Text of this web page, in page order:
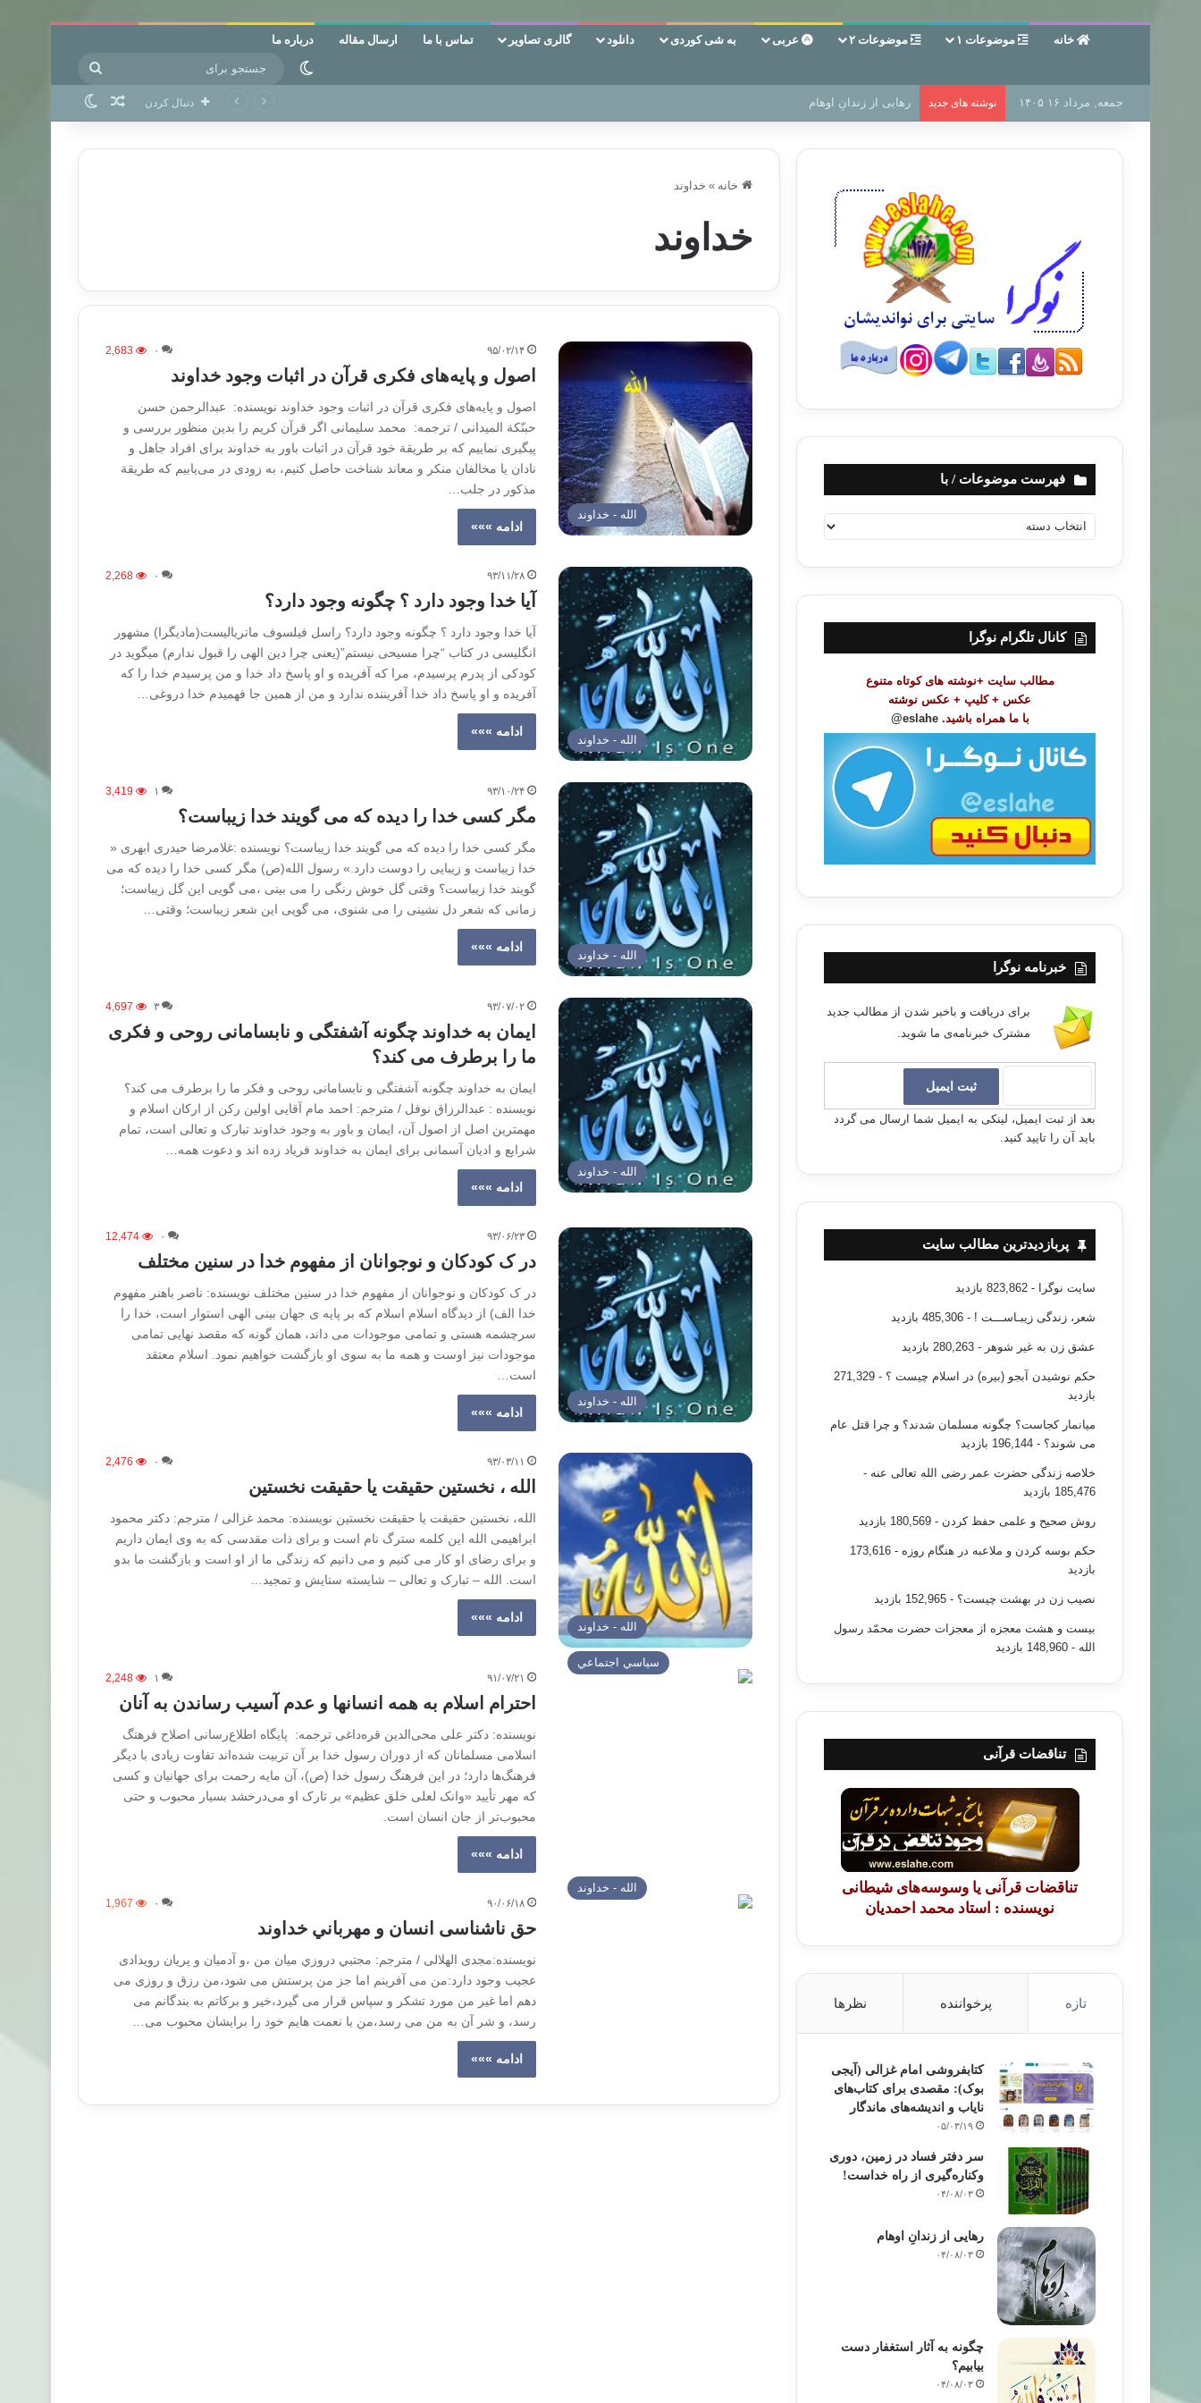
خانه موضوعات ۱ موضوعات ۲ عربی به شی کوردی دانلود گالری تصاویر تماس با ما ارسال مقاله درباره ما
تغییر پوسته
برای جمعه, مرداد ۱۶ ۱۴۰۵ نوشته های جدید رهایی از زندانِ اوهام دنبال کردن نوشته تصادفی
خانه » خداوند
خداوند
الله - خداوند
۹۵/۰۲/۱۴ ۰ 2,683
اصول و پایه‌های فکری قرآن در اثبات وجود خداوند
اصول و پایه‌های فکری قرآن در اثبات وجود خداوند نویسنده: عبدالرحمن حسن
حبنّکة المیدانی / ترجمه: محمد سلیمانی اگر قرآن کریم را بدین منظور بررسی و
پیگیری نماییم که بر طریقة خود قرآن در اثبات باور به خداوند برای افراد جاهل و
نادان یا مخالفان منکر و معاند شناخت حاصل کنیم، به زودی در می‌یابیم که طریقة
مذکور در جلب…
ادامه »»»
الله - خداوند
۹۳/۱۱/۲۸ ۰ 2,268
آیا خدا وجود دارد ؟ چگونه وجود دارد؟
آیا خدا وجود دارد ؟ چگونه وجود دارد؟ راسل فیلسوف ماتریالیست(مادیگرا) مشهور
انگلیسی در کتاب “چرا مسیحی نیستم”(یعنی چرا دین الهی را قبول ندارم) میگوید در
کودکی از پدرم پرسیدم، مرا که آفریده و او پاسخ داد خدا و من پرسیدم خدا را که
آفریده و او پاسخ داد خدا آفریننده ندارد و من از همین جا فهمیدم خدا دروغی…
ادامه »»»
الله - خداوند
۹۳/۱۰/۲۴ ۱ 3,419
مگر کسی خدا را دیده که می گویند خدا زیباست؟
مگر کسی خدا را دیده که می گویند خدا زیباست؟ نویسنده :غلامرضا حیدری ابهری «
خدا زیباست و زیبایی را دوست دارد.» رسول الله(ص) مگر کسی خدا را دیده که می
گویند خدا زیباست؟ وقتی گل خوش رنگی را می بینی ،می گویی این گل زیباست؛
زمانی که شعر دل نشینی را می شنوی، می گویی این شعر زیباست؛ وقتی…
ادامه »»»
الله - خداوند
۹۳/۰۷/۰۲ ۳ 4,697
ایمان به خداوند چگونه آشفتگی و نابسامانی روحی و فکری
ما را برطرف می کند؟
ایمان به خداوند چگونه آشفتگی و نابسامانی روحی و فکر ما را برطرف می کند؟
نویسنده : عبدالرزاق نوفل / مترجم: احمد مام آقایی اولین رکن از ارکان اسلام و
مهمترین اصل از اصول آن، ایمان و باور به وجود خداوند تبارک و تعالی است، تمام
شرایع و ادیان آسمانی برای ایمان به خداوند فریاد زده اند و دعوت همه…
ادامه »»»
الله - خداوند
۹۳/۰۶/۲۳ ۰ 12,474
در ک کودکان و نوجوانان از مفهوم خدا در سنین مختلف
در ک کودکان و نوجوانان از مفهوم خدا در سنین مختلف نویسنده: ناصر باهنر مفهوم
خدا الف) از دیدگاه اسلام اسلام که بر پایه ی جهان بینی الهی استوار است، خدا را
سرچشمه هستی و تمامی موجودات می داند، همان گونه که مقصد نهایی تمامی
موجودات نیز اوست و همه ما به سوی او بازگشت خواهیم نمود. اسلام معتقد
است…
ادامه »»»
الله - خداوند
۹۳/۰۳/۱۱ ۰ 2,476
الله ، نخستین حقیقت یا حقیقت نخستین
الله، نخستین حقیقت یا حقیقت نخستین نویسنده: محمد غزالی / مترجم: دکتر محمود
ابراهیمی الله این کلمه سترگ نام است و برای ذات مقدسی که به وی ایمان داریم
و برای رضای او کار می کنیم و می دانیم که زندگی ما از او است و بازگشت ما بدو
است. الله – تبارک و تعالی – شایسته ستایش و تمجید…
ادامه »»»
سياسي اجتماعي
۹۱/۰۷/۲۱ ۱ 2,248
احترام اسلام به همه انسانها و عدم آسیب رساندن به آنان
نویسنده: دکتر علی محی‌الدین قره‌داغی ترجمه: پایگاه‌ اطلاع‌رسانی اصلاح فرهنگ
اسلامی مسلمانان که از دوران رسول خدا بر آن تربیت شده‌اند تفاوت زیادی با دیگر
فرهنگ‌ها دارد؛ در این فرهنگ رسول خدا (ص)، آن مایه رحمت برای جهانیان و کسی
که مهر تأیید «وانک لعلی خلق عظیم» بر تارک او می‌درخشد بسیار محبوب و حتی
محبوب‌تر از جان انسان است.
ادامه »»»
الله - خداوند
۹۰/۰۶/۱۸ ۰ 1,967
حق ناشناسی انسان و مهرباني خداوند
نویسنده:مجدی الهلالی / مترجم: مجتبي دروزي میان من ،و آدمیان و پریان رویدادی
عجیب وجود دارد:من می آفرینم اما جز من پرستش می شود،من رزق و روزی می
دهم اما غیر من مورد تشکر و سپاس قرار می گیرد،خیر و برکاتم به بندگانم می
رسد، و شر آن به من می رسد،من با نعمت هایم خود را برایشان محبوب می…
ادامه »»»
فهرست موضوعات / با
ه
ت
ض
کانال تلگرام نوگرا
مطالب سایت +نوشته های کوتاه متنوع
عکس + کلیپ + عکس نوشته
با ما همراه باشید. eslahe@
خبرنامه نوگرا
برای دریافت و باخبر شدن از مطالب جدید
مشترک خبرنامه‌ی ما شوید.
بعد از ثبت ایمیل، لینکی به ایمیل شما ارسال می گردد
باید آن را تایید کنید.
پربازدیدترین مطالب سایت
سایت نوگرا - 823,862 بازدید
شعر، زندگی زیبـاســـت ! - 485,306 بازدید
عشق زن به غیر شوهر - 280,263 بازدید
حکم نوشیدن آبجو (بیره) در اسلام چیست ؟
- 271,329
بازدید
میانمار کجاست؟ چگونه مسلمان شدند؟ و چرا قتل عام
می شوند؟ - 196,144 بازدید
خلاصه زندگی حضرت عمر رضی الله تعالی عنه -
185,476 بازدید
روش صحیح و علمی حفظ کردن - 180,569 بازدید
حکم بوسه کردن و ملاعبه در هنگام روزه
- 173,616
بازدید
نصیب زن در بهشت چیست؟ - 152,965 بازدید
بیست و هشت معجزه از معجزات حضرت محمّد رسول
الله - 148,960 بازدید
تناقضات قرآنی
تناقضات قرآنی یا وسوسه‌های شیطانی
نویسنده : استاد محمد احمدیان
تازه پرخواننده نظرها
کتابفروشی امام غزالی (آیجی
بوک): مقصدی برای کتاب‌های
نایاب و اندیشه‌های ماندگار
۰۵/۰۳/۱۹
سر دفتر فساد در زمین‌، دوری
وکناره‌گیری از راه خداست‌!
۰۴/۰۸/۰۳
رهایی از زندانِ اوهام
۰۴/۰۸/۰۳
چگونه به آثار استغفار دست
بیابیم؟
۰۴/۰۸/۰۳